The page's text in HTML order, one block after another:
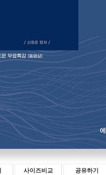
사이즈비교 공유하기